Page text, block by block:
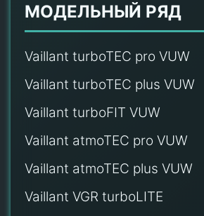
МОДЕЛЬНЫЙ РЯД
Vaillant turboTEC pro VUW
Vaillant turboTEC plus VUW
Vaillant turboFIT VUW
Vaillant atmoTEC pro VUW
Vaillant atmoTEC plus VUW
Vaillant VGR turboLITE